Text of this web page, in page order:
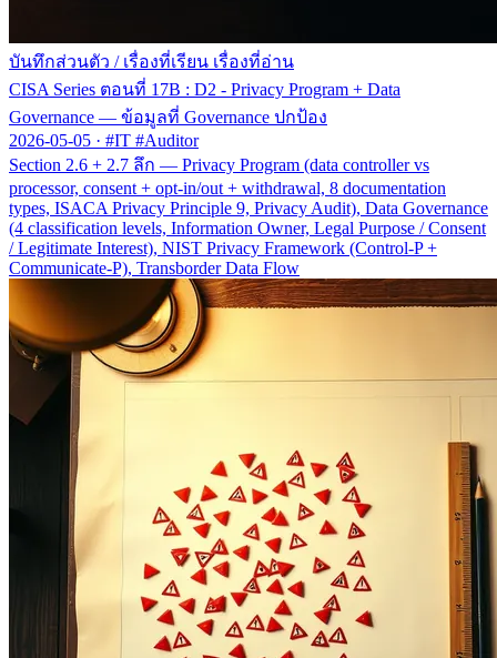
บันทึกส่วนตัว / เรื่องที่เรียน เรื่องที่อ่าน
CISA Series ตอนที่ 17B : D2 - Privacy Program + Data
Governance — ข้อมูลที่ Governance ปกป้อง
2026-05-05 · #IT #Auditor
Section 2.6 + 2.7 ลึก — Privacy Program (data controller vs
processor, consent + opt-in/out + withdrawal, 8 documentation
types, ISACA Privacy Principle 9, Privacy Audit), Data Governance
(4 classification levels, Information Owner, Legal Purpose / Consent
/ Legitimate Interest), NIST Privacy Framework (Control-P +
Communicate-P), Transborder Data Flow